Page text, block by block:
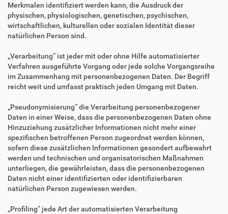
Merkmalen identifiziert werden kann, die Ausdruck der
physischen, physiologischen, genetischen, psychischen,
wirtschaftlichen, kulturellen oder sozialen Identität dieser
natürlichen Person sind.
„Verarbeitung“ ist jeder mit oder ohne Hilfe automatisierter
Verfahren ausgeführte Vorgang oder jede solche Vorgangsreihe
im Zusammenhang mit personenbezogenen Daten. Der Begriff
reicht weit und umfasst praktisch jeden Umgang mit Daten.
„Pseudonymisierung“ die Verarbeitung personenbezogener
Daten in einer Weise, dass die personenbezogenen Daten ohne
Hinzuziehung zusätzlicher Informationen nicht mehr einer
spezifischen betroffenen Person zugeordnet werden können,
sofern diese zusätzlichen Informationen gesondert aufbewahrt
werden und technischen und organisatorischen Maßnahmen
unterliegen, die gewährleisten, dass die personenbezogenen
Daten nicht einer identifizierten oder identifizierbaren
natürlichen Person zugewiesen werden.
„Profiling“ jede Art der automatisierten Verarbeitung